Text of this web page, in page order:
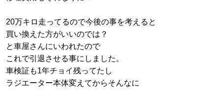
20万キロ走ってるので今後の事を考えると
買い換えた方がいいのでは？
と車屋さんにいわれたので
これで引退させる事にしました。
車検証も1年チョイ残ってたし
ラジエーター本体変えてからそんなに